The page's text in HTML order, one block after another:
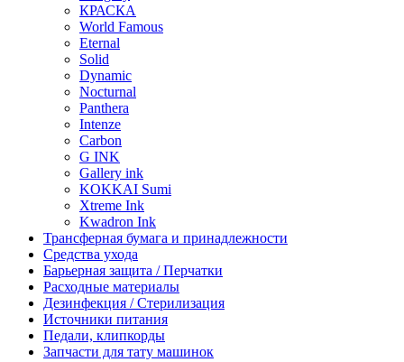
КРАСКА
World Famous
Eternal
Solid
Dynamic
Nocturnal
Panthera
Intenze
Carbon
G INK
Gallery ink
KOKKAI Sumi
Xtreme Ink
Kwadron Ink
Трансферная бумага и принадлежности
Средства ухода
Барьерная защита / Перчатки
Расходные материалы
Дезинфекция / Стерилизация
Источники питания
Педали, клипкорды
Запчасти для тату машинок